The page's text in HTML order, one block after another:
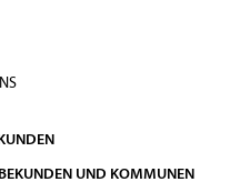
UND KOMMUNEN